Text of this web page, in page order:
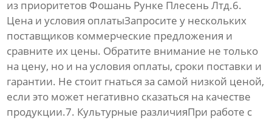
из приоритетов Фошань Рунке Плесень Лтд.6.
Цена и условия оплатыЗапросите у нескольких
поставщиков коммерческие предложения и
сравните их цены. Обратите внимание не только
на цену, но и на условия оплаты, сроки поставки и
гарантии. Не стоит гнаться за самой низкой ценой,
если это может негативно сказаться на качестве
продукции.7. Культурные различияПри работе с